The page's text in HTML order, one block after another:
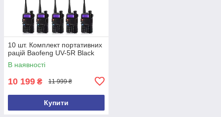
10 шт. Комплект портативних
рацій Baofeng UV-5R Black
В наявності
10 199 ₴ 11 999 ₴
Купити